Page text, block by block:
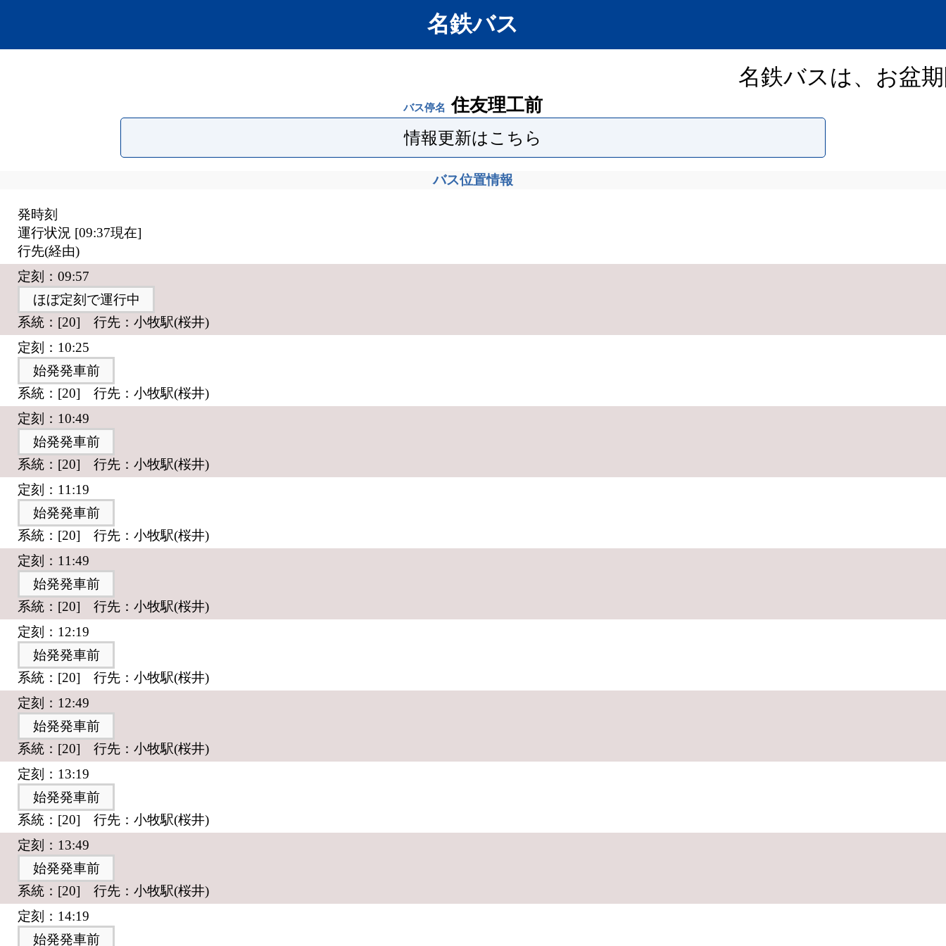
名鉄バス
名鉄バスは、お盆期
バス停名 住友理工前
情報更新はこちら
バス位置情報
発時刻
運行状況 [09:37現在]
行先(経由)
定刻：09:57
ほぼ定刻で運行中
系統：[20] 行先：小牧駅(桜井)
定刻：10:25
始発発車前
系統：[20] 行先：小牧駅(桜井)
定刻：10:49
始発発車前
系統：[20] 行先：小牧駅(桜井)
定刻：11:19
始発発車前
系統：[20] 行先：小牧駅(桜井)
定刻：11:49
始発発車前
系統：[20] 行先：小牧駅(桜井)
定刻：12:19
始発発車前
系統：[20] 行先：小牧駅(桜井)
定刻：12:49
始発発車前
系統：[20] 行先：小牧駅(桜井)
定刻：13:19
始発発車前
系統：[20] 行先：小牧駅(桜井)
定刻：13:49
始発発車前
系統：[20] 行先：小牧駅(桜井)
定刻：14:19
始発発車前